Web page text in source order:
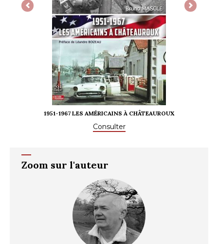
Previous Next
1951-1967 LES AMÉRICAINS À CHÂTEAUROUX
Consulter
Zoom sur l'auteur